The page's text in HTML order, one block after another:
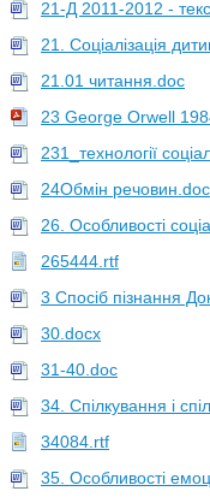
21-Д 2011-2012 -
21. Соціалізація
21.01 читання.doc
23 George Orwell
231_технології
24Обмін речовин.doc
26. Особливості
265444.rtf
3 Спосіб пізнання
30.docx
31-40.doc
34. Спілкування і
34084.rtf
35. Особливості